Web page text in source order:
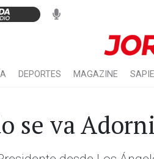
DEPORTES MAGAZINE
se va